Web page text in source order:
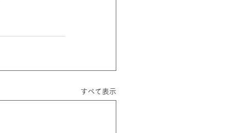
すべて表示